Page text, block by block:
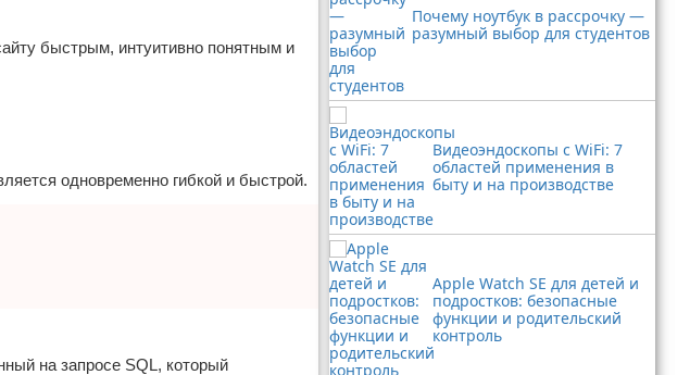
быстрым, интуитивно понятным и
одновременно гибкой и быстрой.
на запросе SQL, который
Почему ноутбук в рассрочку —
разумный выбор для студентов
Видеоэндоскопы с WiFi: 7
областей применения в
быту и на производстве
Apple Watch SE для детей и
подростков: безопасные
функции и родительский
контроль